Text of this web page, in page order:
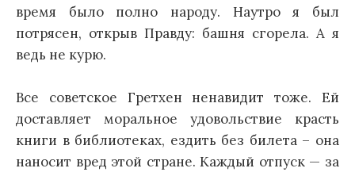
время было полно народу. Наутро я был
потрясен, открыв Правду: башня сгорела. А я
ведь не курю.
Все советское Гретхен ненавидит тоже. Ей
доставляет моральное удовольствие красть
книги в библиотеках, ездить без билета – она
наносит вред этой стране. Каждый отпуск — за